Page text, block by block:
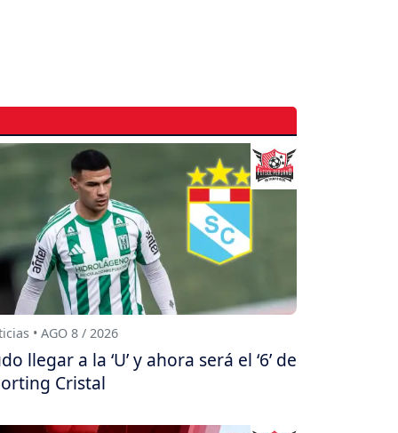
• AGO 8 / 2026
llegar a la ‘U’ y ahora será el ‘6’ de
Cristal